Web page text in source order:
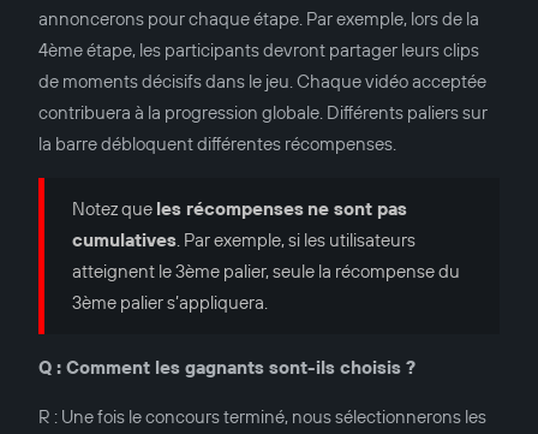
annoncerons pour chaque étape. Par exemple, lors de la
4ème étape, les participants devront partager leurs clips
de moments décisifs dans le jeu. Chaque vidéo acceptée
contribuera à la progression globale. Différents paliers sur
la barre débloquent différentes récompenses.
Notez que les récompenses ne sont pas
cumulatives. Par exemple, si les utilisateurs
atteignent le 3ème palier, seule la récompense du
3ème palier s’appliquera.
Q : Comment les gagnants sont-ils choisis ?
R : Une fois le concours terminé, nous sélectionnerons les